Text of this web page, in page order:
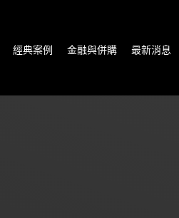
經典案例 金融與併購 最新消息